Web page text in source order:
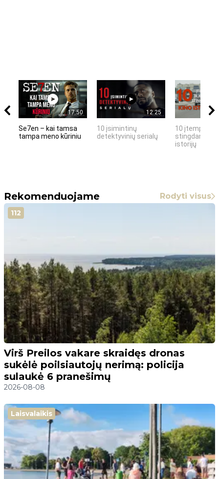
17:50
Se7en – kai tamsa
tampa meno kūriniu
12:25
10 įsimintinų
detektyvinių serialų
10 įtemptų,
stingdančių
istorijų
Rekomenduojame Rodyti visus
112
Virš Preilos vakare skraidęs dronas
sukėlė poilsiautojų nerimą: policija
sulaukė 6 pranešimų
2026-08-08
Laisvalaikis